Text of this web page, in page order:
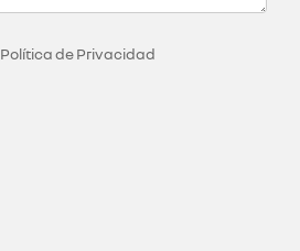
Política de Privacidad